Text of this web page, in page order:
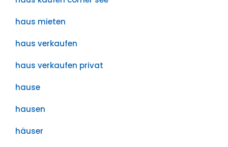
haus mieten
haus verkaufen
haus verkaufen privat
hause
hausen
häuser